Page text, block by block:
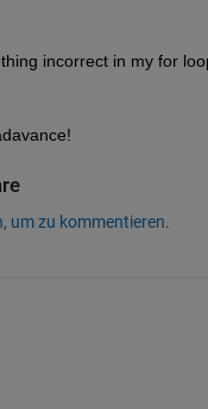
incorrect in my for
um zu kommentieren.